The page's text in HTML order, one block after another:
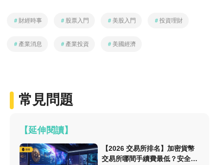
＃ 財經時事 ＃ 股票入門 ＃ 美股入門 ＃投資理財
＃ 產業消息 ＃ 產業投資 ＃ 美國經濟
常見問題
【延伸閱讀】
【2026 交易所排名】加密貨幣
交易所哪間手續費最低？安全性